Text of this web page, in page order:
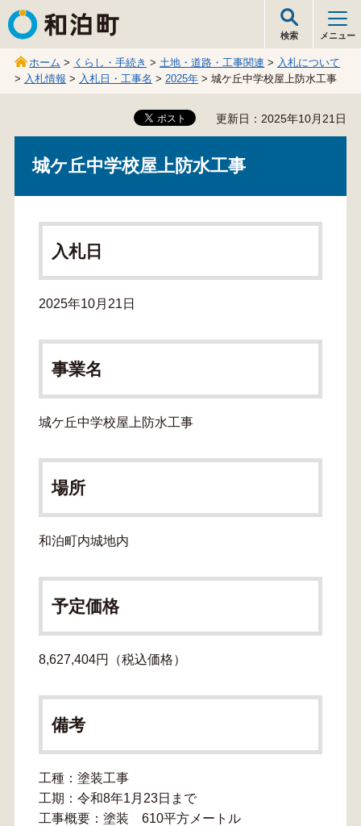
和泊町
検索 メニュー
ホーム > くらし・手続き >土地・道路・工事関連 > 入札について
> 入札情報 > 入札日・工事名 > 2025年> 城ケ丘中学校屋上防水工事
更新日：2025年10月21日
城ケ丘中学校屋上防水工事
入札日
2025年10月21日
事業名
城ケ丘中学校屋上防水工事
場所
和泊町内城地内
予定価格
8,627,404円（税込価格）
備考
工種：塗装工事
工期：令和8年1月23日まで
工事概要：塗装 610平方メートル